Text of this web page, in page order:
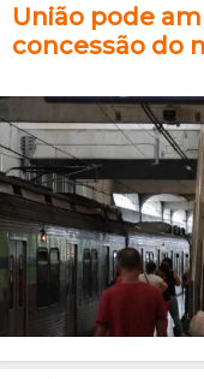
União pode
concessão do